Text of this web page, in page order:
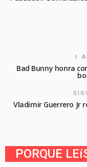
Bad Bunny honra
Vladimir Guerrero Jr
PORQUE